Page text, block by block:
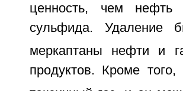
ценность, чем
сульфида. Удаление
меркаптаны нефти и
продуктов. Кроме того,